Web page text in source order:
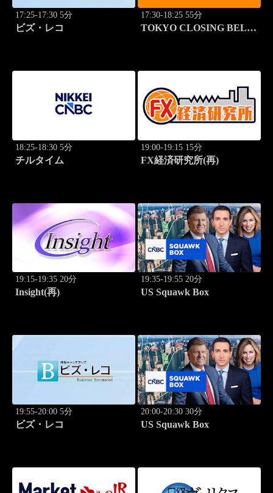
17:25-17:30 5分
ビズ・レコ
17:30-18:25 55分
TOKYO CLOSING BELL
18:25-18:30 5分
チルタイム
19:00-19:15 15分
FX経済研究所(再)
19:15-19:35 20分
Insight(再)
19:35-19:55 20分
US Squawk Box
19:55-20:00 5分
ビズ・レコ
20:00-20:30 30分
US Squawk Box